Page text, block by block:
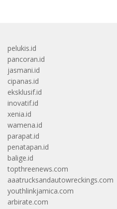
pelukis.id
pancoran.id
jasmani.id
cipanas.id
eksklusif.id
inovatif.id
xenia.id
wamena.id
parapat.id
penatapan.id
balige.id
topthreenews.com
aaatrucksandautowreckings.com
youthlinkjamica.com
arbirate.com